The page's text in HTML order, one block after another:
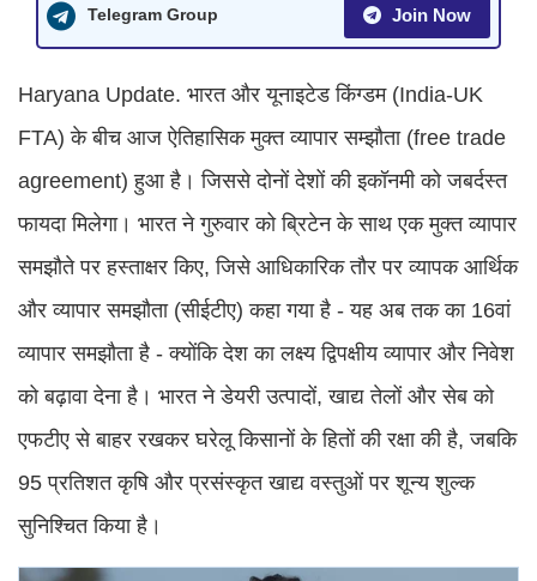
Telegram Group Join Now
Haryana Update. भारत और यूनाइटेड किंग्डम (India-UK
FTA) के बीच आज ऐतिहासिक मुक्त व्यापार सम्झौता (free trade
agreement) हुआ है। जिससे दोनों देशों की इकॉनमी को जबर्दस्त
फायदा मिलेगा। भारत ने गुरुवार को ब्रिटेन के साथ एक मुक्त व्यापार
समझौते पर हस्ताक्षर किए, जिसे आधिकारिक तौर पर व्यापक आर्थिक
और व्यापार समझौता (सीईटीए) कहा गया है - यह अब तक का 16वां
व्यापार समझौता है - क्योंकि देश का लक्ष्य द्विपक्षीय व्यापार और निवेश
को बढ़ावा देना है। भारत ने डेयरी उत्पादों, खाद्य तेलों और सेब को
एफटीए से बाहर रखकर घरेलू किसानों के हितों की रक्षा की है, जबकि
95 प्रतिशत कृषि और प्रसंस्कृत खाद्य वस्तुओं पर शून्य शुल्क
सुनिश्चित किया है।